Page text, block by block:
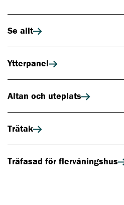
Se allt
Ytterpanel
Altan och uteplats
Trätak
Träfasad för flervåningshus